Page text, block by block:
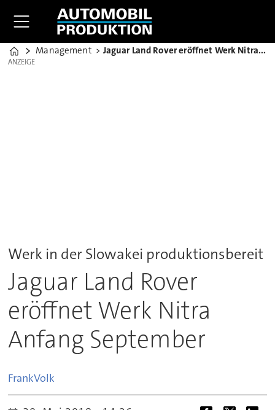
Home
Management Jaguar Land Rover eröffnet Werk Nitra Anfang September
ANZEIGE
ANZEIGE
Werk in der Slowakei produktionsbereit
Jaguar Land Rover
eröffnet Werk Nitra
Anfang September
FrankVolk